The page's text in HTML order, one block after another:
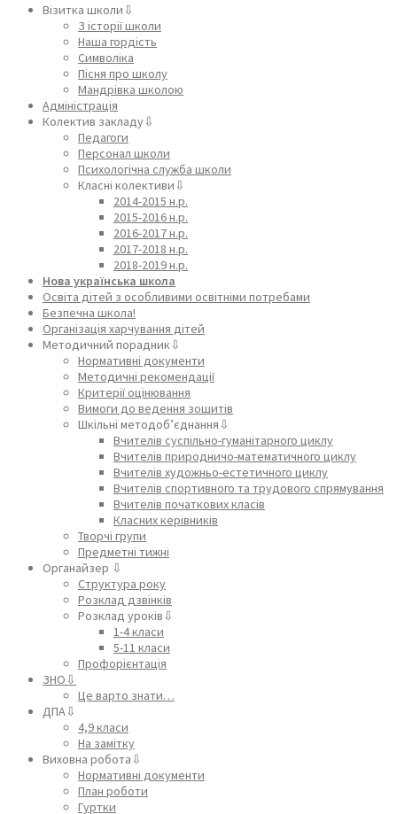
Візитка школи⇩
З історії школи
Наша гордість
Символіка
Пісня про школу
Мандрівка школою
Адміністрація
Колектив закладу⇩
Педагоги
Персонал школи
Психологічна служба школи
Класні колективи⇩
2014-2015 н.р.
2015-2016 н.р.
2016-2017 н.р.
2017-2018 н.р.
2018-2019 н.р.
Нова українська школа
Освіта дітей з особливими освітніми потребами
Безпечна школа!
Організація харчування дітей
Методичний порадник⇩
Нормативні документи
Методичні рекомендації
Критерії оцінювання
Вимоги до ведення зошитів
Шкільні методоб’єднання⇩
Вчителів суспільно-гуманітарного циклу
Вчителів природничо-математичного циклу
Вчителів художньо-естетичного циклу
Вчителів спортивного та трудового спрямування
Вчителів початкових класів
Класних керівників
Творчі групи
Предметні тижні
Органайзер ⇩
Структура року
Розклад дзвінків
Розклад уроків⇩
1-4 класи
5-11 класи
Профорієнтація
ЗНО⇩
Це варто знати…
ДПА⇩
4,9 класи
На замітку
Виховна робота⇩
Нормативні документи
План роботи
Гуртки